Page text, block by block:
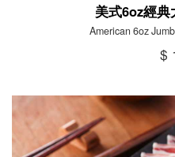
美式6oz經
American 6oz
$